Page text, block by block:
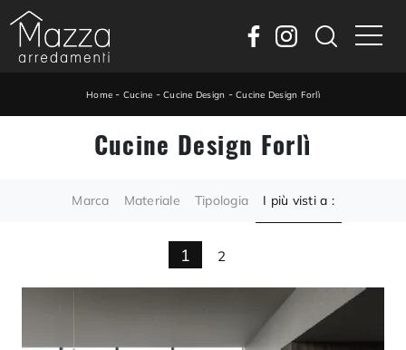
Home - Cucine -Cucine Design -Cucine Design Forlì
Cucine Design Forlì
Marca Materiale Tipologia I più visti a :
1 2